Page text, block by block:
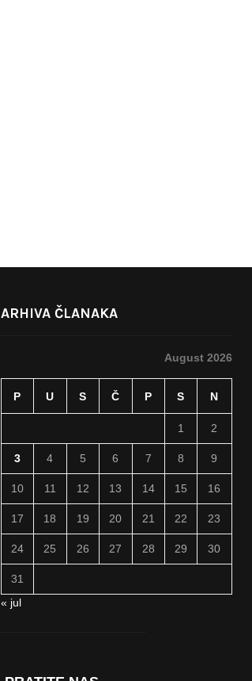
ARHIVA ČLANAKA
August 2026
P U S Č P S N
1 2
3 4 5 6 7 8 9
10 11 12 13 14 15 16
17 18 19 20 21 22 23
24 25 26 27 28 29 30
31
« jul